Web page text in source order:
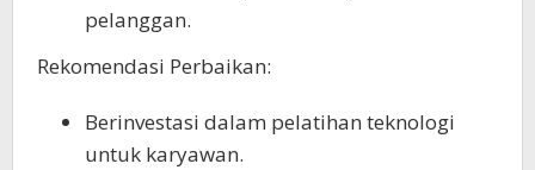
pelanggan.
Rekomendasi Perbaikan:
Berinvestasi dalam pelatihan teknologi
untuk karyawan.